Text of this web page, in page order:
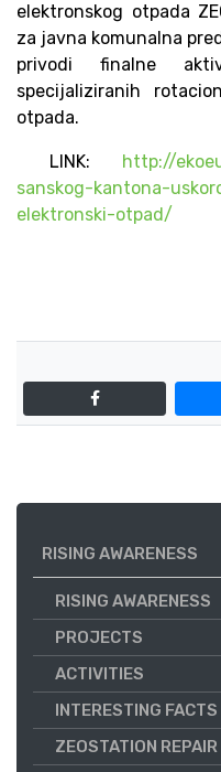
elektronskog otpada
za javna komunalna
privodi finalne
specijaliziranih
otpada.
LINK: http://
sanskog-kantona-
elektronski-otpad/
RISING AWARENESS
RISING AWARENESS
PROJECTS
ACTIVITIES
INTERESTING FACTS
ZEOSTATION